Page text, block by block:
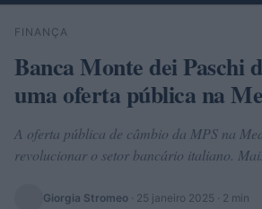
Buscar
FINANÇA
Banca Monte dei Paschi
uma oferta pública na
A oferta pública de câmbio da MPS na
revolucionar o setor bancário italiano.
Giorgia Stromeo · 25 janeiro 2025 · 2 min